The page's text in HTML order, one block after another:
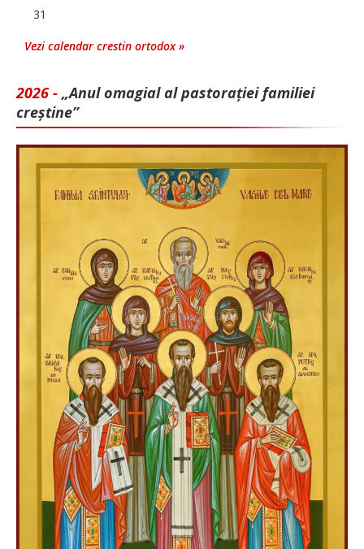
31
Vezi calendar crestin ortodox »
2026 - „Anul omagial al pastorației familiei
creștine”